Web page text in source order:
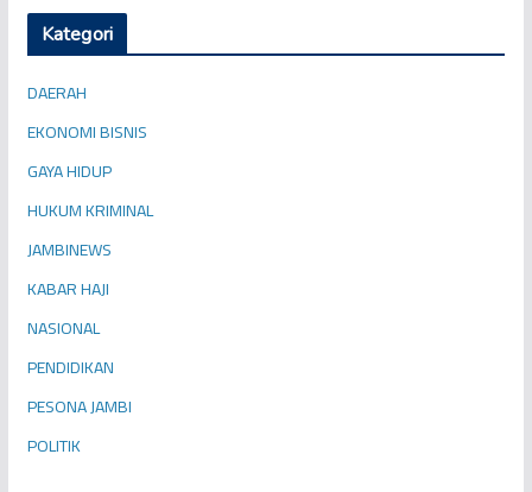
Kategori
DAERAH
EKONOMI BISNIS
GAYA HIDUP
HUKUM KRIMINAL
JAMBINEWS
KABAR HAJI
NASIONAL
PENDIDIKAN
PESONA JAMBI
POLITIK